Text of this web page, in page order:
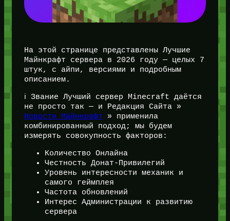
На этой странице представлены Лучшие
Майнкрафт сервера в 2026 году — целых 7
штук, с айпи, версиями и подробным
описанием.
ℹ️ Звание Лучший сервер Minecraft даётся
не просто так — и Редакция Сайта »
Новости Майнкрафт » применила
комбинированный подход; мы будем
измерять совокупность факторов:
Количество Онлайна
Честность Донат-Привилегий
Уровень интересности механик и
самого геймплея
Частота обновлений
Интерес Администрации к развитию
сервера